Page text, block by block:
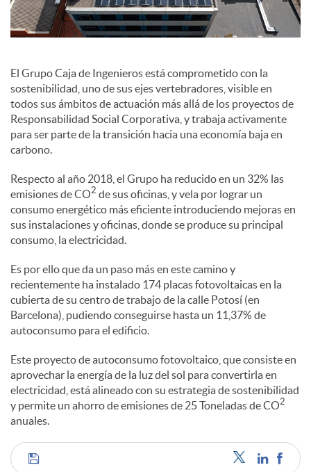
i
a
l
e
s
El Grupo Caja de Ingenieros está comprometido con la
sostenibilidad, uno de sus ejes vertebradores, visible en
todos sus ámbitos de actuación más allá de los proyectos de
Responsabilidad Social Corporativa, y trabaja activamente
para ser parte de la transición hacia una economía baja en
carbono.
Respecto al año 2018, el Grupo ha reducido en un 32% las
emisiones de CO2 de sus oficinas, y vela por lograr un
consumo energético más eficiente introduciendo mejoras en
sus instalaciones y oficinas, donde se produce su principal
consumo, la electricidad.
Es por ello que da un paso más en este camino y
recientemente ha instalado 174 placas fotovoltaicas en la
cubierta de su centro de trabajo de la calle Potosí (en
Barcelona), pudiendo conseguirse hasta un 11,37% de
autoconsumo para el edificio.
Este proyecto de autoconsumo fotovoltaico, que consiste en
aprovechar la energía de la luz del sol para convertirla en
electricidad, está alineado con su estrategia de sostenibilidad
y permite un ahorro de emisiones de 25 Toneladas de CO2
anuales.